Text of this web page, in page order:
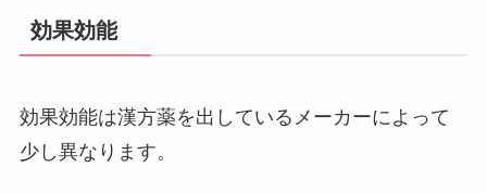
効果効能
効果効能は漢方薬を出しているメーカーによって
少し異なります。